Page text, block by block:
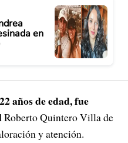
en
años de edad, fue
Roberto Quintero Villa de
y atención.